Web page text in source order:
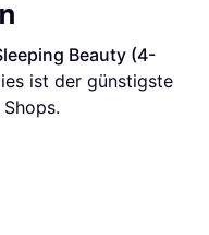
Beauty (4-
ist der günstigste